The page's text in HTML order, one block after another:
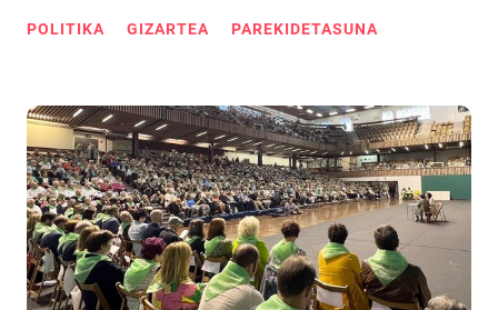
POLITIKA GIZARTEA PAREKIDETASUNA